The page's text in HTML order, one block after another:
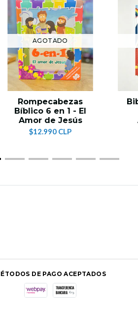
AGOTADO
Rompecabezas
Bíblico 6 en 1 - El
Amor de Jesús
$12.990 CLP
DE PAGO ACEPTADOS